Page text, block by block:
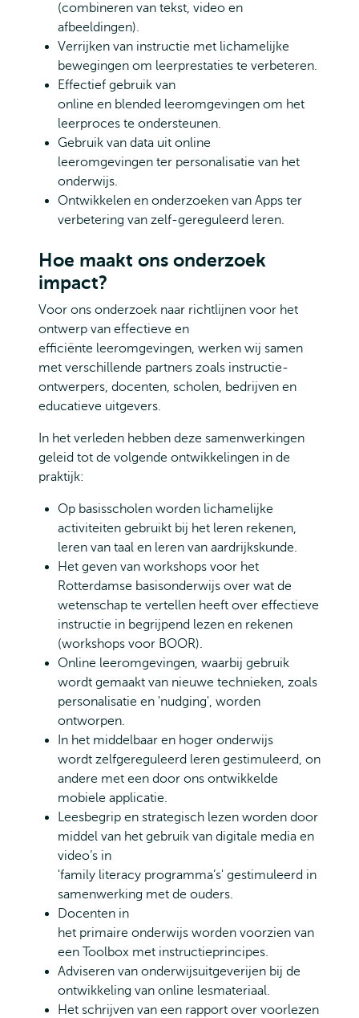
(combineren van tekst, video en
afbeeldingen).
Verrijken van instructie met lichamelijke
bewegingen om leerprestaties te verbeteren.
Effectief gebruik van
online en blended leeromgevingen om het
leerproces te ondersteunen.
Gebruik van data uit online
leeromgevingen ter personalisatie van het
onderwijs.
Ontwikkelen en onderzoeken van Apps ter
verbetering van zelf-gereguleerd leren.
Hoe maakt ons onderzoek
impact?
Voor ons onderzoek naar richtlijnen voor het
ontwerp van effectieve en
efficiënte leeromgevingen, werken wij samen
met verschillende partners zoals instructie-
ontwerpers, docenten, scholen, bedrijven en
educatieve uitgevers.
In het verleden hebben deze samenwerkingen
geleid tot de volgende ontwikkelingen in de
praktijk:
Op basisscholen worden lichamelijke
activiteiten gebruikt bij het leren rekenen,
leren van taal en leren van aardrijkskunde.
Het geven van workshops voor het
Rotterdamse basisonderwijs over wat de
wetenschap te vertellen heeft over effectieve
instructie in begrijpend lezen en rekenen
(workshops voor BOOR).
Online leeromgevingen, waarbij gebruik
wordt gemaakt van nieuwe technieken, zoals
personalisatie en 'nudging', worden
ontworpen.
In het middelbaar en hoger onderwijs
wordt zelfgereguleerd leren gestimuleerd, onder
andere met een door ons ontwikkelde
mobiele applicatie.
Leesbegrip en strategisch lezen worden door
middel van het gebruik van digitale media en
video’s in
'family literacy programma’s' gestimuleerd in
samenwerking met de ouders.
Docenten in
het primaire onderwijs worden voorzien van
een Toolbox met instructieprincipes.
Adviseren van onderwijsuitgeverijen bij de
ontwikkeling van online lesmateriaal.
Het schrijven van een rapport over voorlezen